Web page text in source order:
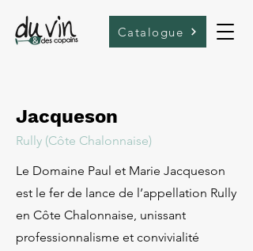
Catalogue
Jacqueson
Rully (Côte Chalonnaise)
Le Domaine Paul et Marie Jacqueson
est le fer de lance de l’appellation Rully
en Côte Chalonnaise, unissant
professionnalisme et convivialité